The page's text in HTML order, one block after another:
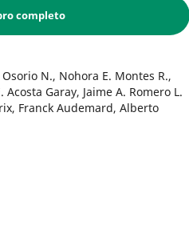
completo
N., Nohora E. Montes R.,
Acosta Garay, Jaime A. Romero L.
Franck Audemard, Alberto